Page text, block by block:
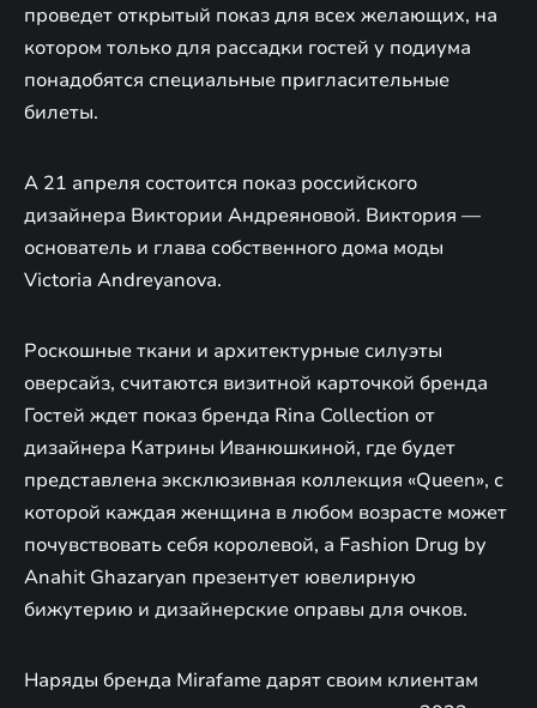
проведет открытый показ для всех желающих, на
котором только для рассадки гостей у подиума
понадобятся специальные пригласительные
билеты.
А 21 апреля состоится показ российского
дизайнера Виктории Андреяновой. Виктория —
основатель и глава собственного дома моды
Victoria Andreyanova.
Роскошные ткани и архитектурные силуэты
оверсайз, считаются визитной карточкой бренда
Гостей ждет показ бренда Rina Collection от
дизайнера Катрины Иванюшкиной, где будет
представлена эксклюзивная коллекция «Queen», с
которой каждая женщина в любом возрасте может
почувствовать себя королевой, а Fashion Drug by
Anahit Ghazaryan презентует ювелирную
бижутерию и дизайнерские оправы для очков.
Наряды бренда Mirafame дарят своим клиентам